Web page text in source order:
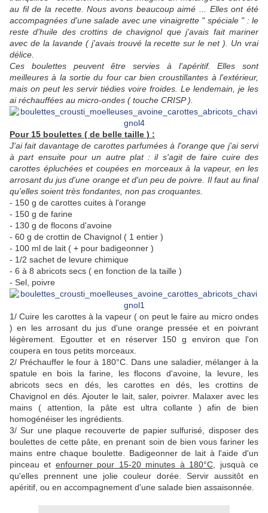
au fil de la recette. Nous avons beaucoup aimé ... Elles ont été
accompagnées d'une salade avec une vinaigrette " spéciale " : le
reste d'huile des crottins de chavignol que j'avais fait mariner
avec de la lavande ( j'avais trouvé la recette sur le net ). Un vrai
délice.
Ces boulettes peuvent être servies à l'apéritif. Elles sont
meilleures à la sortie du four car bien croustillantes à l'extérieur,
mais on peut les servir tiédies voire froides. Le lendemain, je les
ai réchauffées au micro-ondes ( touche CRISP ).
Pour 15 boulettes ( de belle taille ) :
J'ai fait davantage de carottes parfumées à l'orange que j'ai servi
à part ensuite pour un autre plat : il s'agit de faire cuire des
carottes épluchées et coupées en morceaux à la vapeur, en les
arrosant du jus d'une orange et d'un peu de poivre. Il faut au final
qu'elles soient très fondantes, non pas croquantes.
- 150 g de carottes cuites à l'orange
- 150 g de farine
- 130 g de flocons d'avoine
- 60 g de crottin de Chavignol ( 1 entier )
- 100 ml de lait ( + pour badigeonner )
- 1/2 sachet de levure chimique
- 6 à 8 abricots secs ( en fonction de la taille )
- Sel, poivre
1/ Cuire les carottes à la vapeur ( on peut le faire au micro ondes
) en les arrosant du jus d'une orange pressée et en poivrant
légèrement. Egoutter et en réserver 150 g environ que l'on
coupera en tous petits morceaux.
2/ Préchauffer le four à 180°C. Dans une saladier, mélanger à la
spatule en bois la farine, les flocons d'avoine, la levure, les
abricots secs en dés, les carottes en dés, les crottins de
Chavignol en dés. Ajouter le lait, saler, poivrer. Malaxer avec les
mains ( attention, la pâte est ultra collante ) afin de bien
homogénéiser les ingrédients.
3/ Sur une plaque recouverte de papier sulfurisé, disposer des
boulettes de cette pâte, en prenant soin de bien vous fariner les
mains entre chaque boulette. Badigeonner de lait à l'aide d'un
pinceau et enfourner pour 15-20 minutes à 180°C , jusquà ce
qu'elles prennent une jolie couleur dorée. Servir aussitôt en
apéritif, ou en accompagnement d'une salade bien assaisonnée.